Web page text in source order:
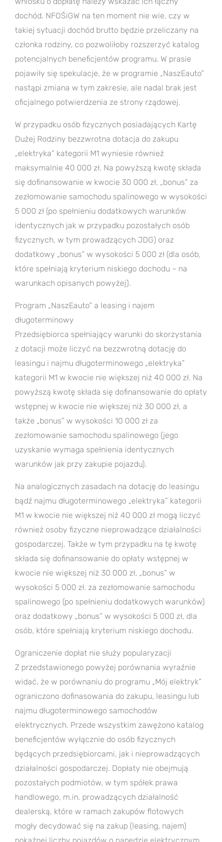
dochód. NFOŚiGW na ten moment nie wie, czy w
takiej sytuacji dochód brutto będzie przeliczany na
członka rodziny, co pozwoliłoby rozszerzyć katalog
potencjalnych beneficjentów programu. W prasie
pojawiły się spekulacje, że w programie „NaszEauto”
nastąpi zmiana w tym zakresie, ale nadal brak jest
oficjalnego potwierdzenia ze strony rządowej.
W przypadku osób fizycznych posiadających Kartę
Dużej Rodziny bezzwrotna dotacja do zakupu
„elektryka” kategorii M1 wyniesie również
maksymalnie 40 000 zł. Na powyższą kwotę składa
się dofinansowanie w kwocie 30 000 zł, „bonus” za
zezłomowanie samochodu spalinowego w wysokości
5 000 zł (po spełnieniu dodatkowych warunków
identycznych jak w przypadku pozostałych osób
fizycznych, w tym prowadzących JDG) oraz
dodatkowy „bonus” w wysokości 5 000 zł (dla osób,
które spełniają kryterium niskiego dochodu – na
warunkach opisanych powyżej).
Program „NaszEauto” a leasing i najem
długoterminowy
Przedsiębiorca spełniający warunki do skorzystania
z dotacji może liczyć na bezzwrotną dotację do
leasingu i najmu długoterminowego „elektryka”
kategorii M1 w kwocie nie większej niż 40 000 zł. Na
powyższą kwotę składa się dofinansowanie do opłaty
wstępnej w kwocie nie większej niż 30 000 zł, a
także „bonus” w wysokości 10 000 zł za
zezłomowanie samochodu spalinowego (jego
uzyskanie wymaga spełnienia identycznych
warunków jak przy zakupie pojazdu).
Na analogicznych zasadach na dotację do leasingu
bądź najmu długoterminowego „elektryka” kategorii
M1 w kwocie nie większej niż 40 000 zł mogą liczyć
również osoby fizyczne nieprowadzące działalności
gospodarczej. Także w tym przypadku na tę kwotę
składa się dofinansowanie do opłaty wstępnej w
kwocie nie większej niż 30 000 zł, „bonus” w
wysokości 5 000 zł. za zezłomowanie samochodu
spalinowego (po spełnieniu dodatkowych warunków)
oraz dodatkowy „bonus” w wysokości 5 000 zł, dla
osób, które spełniają kryterium niskiego dochodu.
Ograniczenie dopłat nie służy popularyzacji
Z przedstawionego powyżej porównania wyraźnie
widać, że w porównaniu do programu „Mój elektryk”
ograniczono dofinasowania do zakupu, leasingu lub
najmu długoterminowego samochodów
elektrycznych. Przede wszystkim zawężono katalog
beneficjentów wyłącznie do osób fizycznych
będących przedsiębiorcami, jak i nieprowadzących
działalności gospodarczej. Dopłaty nie obejmują
pozostałych podmiotów, w tym spółek prawa
handlowego, m.in. prowadzących działalność
dealerską, które w ramach zakupów flotowych
mogły decydować się na zakup (leasing, najem)